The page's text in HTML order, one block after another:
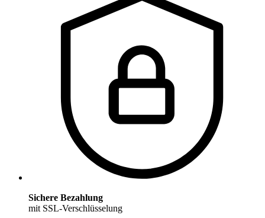
Sichere Bezahlung
mit SSL-Verschlüsselung